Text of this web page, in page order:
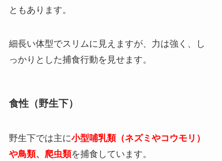
ともあります。
細長い体型でスリムに見えますが、力は強く、し
っかりとした捕食行動を見せます。
食性（野生下）
野生下では主に小型哺乳類（ネズミやコウモリ）
や鳥類、爬虫類を捕食しています。